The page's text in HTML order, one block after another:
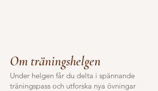
Om träningshelgen
Under helgen får du delta i spännande
träningspass och utforska nya övningar